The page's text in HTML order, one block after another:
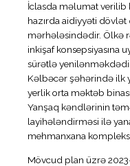
İclasda məlumat verilib
hazırda aidiyyəti dövlət
mərhələsindədir. Ölkə
inkişaf konsepsiyasına
sürətlə
Kəlbəcər şəhərində ilk
yerlik orta məktəb
Yanşaq kəndlərinin
layihələndirməsi ilə
mehmanxana
Mövcud plan üzrə